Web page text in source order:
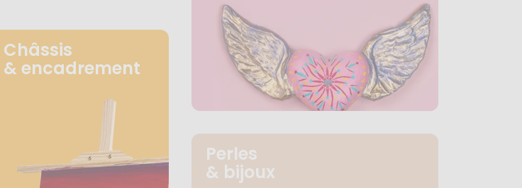
Châssis
& encadrement
Perles
& bijoux